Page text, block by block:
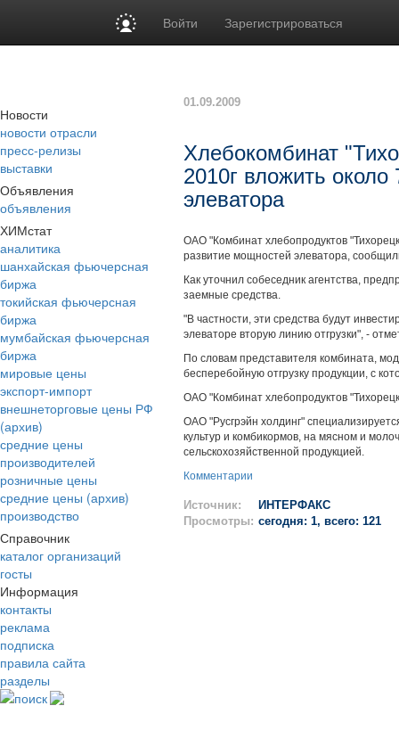
Войти Зарегистрироваться
Новости
новости отрасли
пресс-релизы
выставки
Объявления
объявления
ХИМстат
аналитика
шанхайская фьючерсная
биржа
токийская фьючерсная
биржа
мумбайская фьючерсная
биржа
мировые цены
экспорт-импорт
внешнеторговые цены РФ
(архив)
средние цены
производителей
розничные цены
средние цены (архив)
производство
Справочник
каталог организаций
госты
Информация
контакты
реклама
подписка
правила сайта
разделы
поиск
01.09.2009
Хлебокомбинат
2010г вложить
элеватора
ОАО "Комбинат хлебопродуктов
развитие мощностей элеватора,
Как уточнил собеседник агентства,
заемные средства.
"В частности, эти средства будут
элеваторе вторую линию отгрузки", -
По словам представителя комбината,
бесперебойную отгрузку продукции, с
ОАО "Комбинат хлебопродуктов
ОАО "Русгрэйн холдинг"
культур и комбикормов, на мясном и
сельскохозяйственной продукцией.
Комментарии
Источник:
ИНТЕРФАКС
Просмотры: сегодня: 1, всего: 121